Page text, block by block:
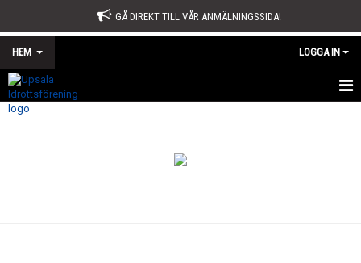
GÅ DIREKT TILL VÅR ANMÄLNINGSSIDA!
HEM LOGGA IN
START